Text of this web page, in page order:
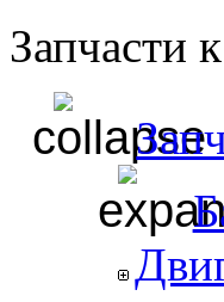
Запчасти